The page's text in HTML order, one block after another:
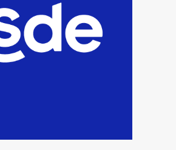
que intentaron evadir a
la Policía fueron
detenidos por
comercialización de
drogas en la tarde del
sábado